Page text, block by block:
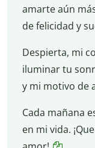
amarte aún
de felicidad y
Despierta, mi
iluminar tu
y mi motivo de
Cada mañana
en mi vida.